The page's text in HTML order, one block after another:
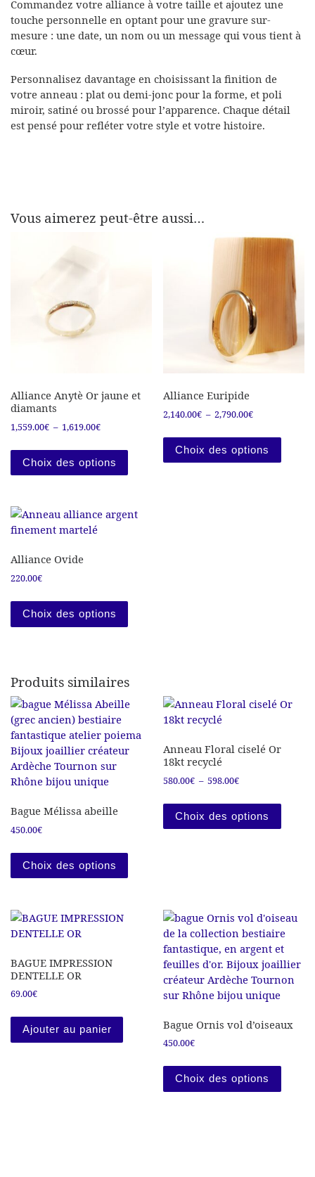
Commandez votre alliance à votre taille et ajoutez une
touche personnelle en optant pour une gravure sur-
mesure : une date, un nom ou un message qui vous tient à
cœur.
Personnalisez davantage en choisissant la finition de
votre anneau : plat ou demi-jonc pour la forme, et poli
miroir, satiné ou brossé pour l’apparence. Chaque détail
est pensé pour refléter votre style et votre histoire.
Vous aimerez peut-être aussi…
Alliance Anytè Or jaune et
diamants
1,559.00€ – 1,619.00€Plage de prix : 1,559.00€ à 1,619.00€
Choix des options
Ce produit a plusieurs variations.
Alliance Euripide
2,140.00€ – 2,790.00€Plage de prix :
Choix des options
Alliance Ovide
220.00€
Choix des options
Ce produit a plusieurs variations.
Produits similaires
Bague Mélissa abeille
450.00€
Choix des options
Ce produit a plusieurs variations.
Anneau Floral ciselé Or
18kt recyclé
580.00€ – 598.00€Plage de prix :
Choix des options
Ce
BAGUE IMPRESSION
DENTELLE OR
69.00€
Ajouter au panier Bague Ornis vol d’oiseaux
450.00€
Choix des options
Ce